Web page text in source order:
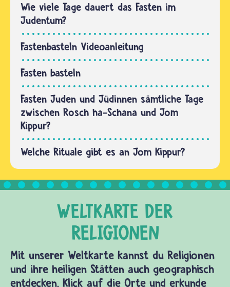
Wie viele Tage dauert das Fasten im
Judentum?
Fastenbasteln Videoanleitung
Fasten basteln
Fasten Juden und Jüdinnen sämtliche Tage
zwischen Rosch ha-Schana und Jom
Kippur?
Welche Rituale gibt es an Jom Kippur?
Mit unserer Weltkarte kannst du Religionen
und ihre heiligen Stätten auch geographisch
entdecken. Klick auf die Orte und erkunde